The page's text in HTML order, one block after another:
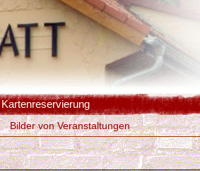
Kartenreservierung
Bilder von Veranstaltungen